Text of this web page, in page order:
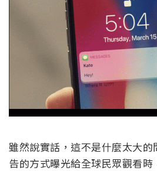
雖然說實話，這不是什麼太大
告的方式曝光給全球民眾觀看